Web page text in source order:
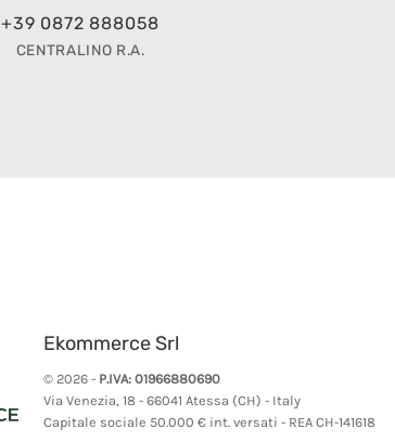
+39 0872 888058
CENTRALINO R.A.
Ekommerce Srl
© 2026 - P.IVA: 01966880690
Via Venezia, 18 - 66041 Atessa (CH) - Italy
Capitale sociale 50.000 € int. versati - REA CH-141618